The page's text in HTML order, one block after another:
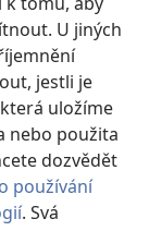
U jiných
jestli je
uložíme
nebo použita
dozvědět
používání
. Svá